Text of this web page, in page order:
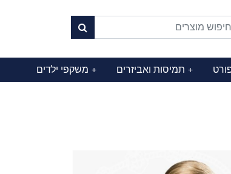
תמיסות ואביזרים + משקפי ילדים +